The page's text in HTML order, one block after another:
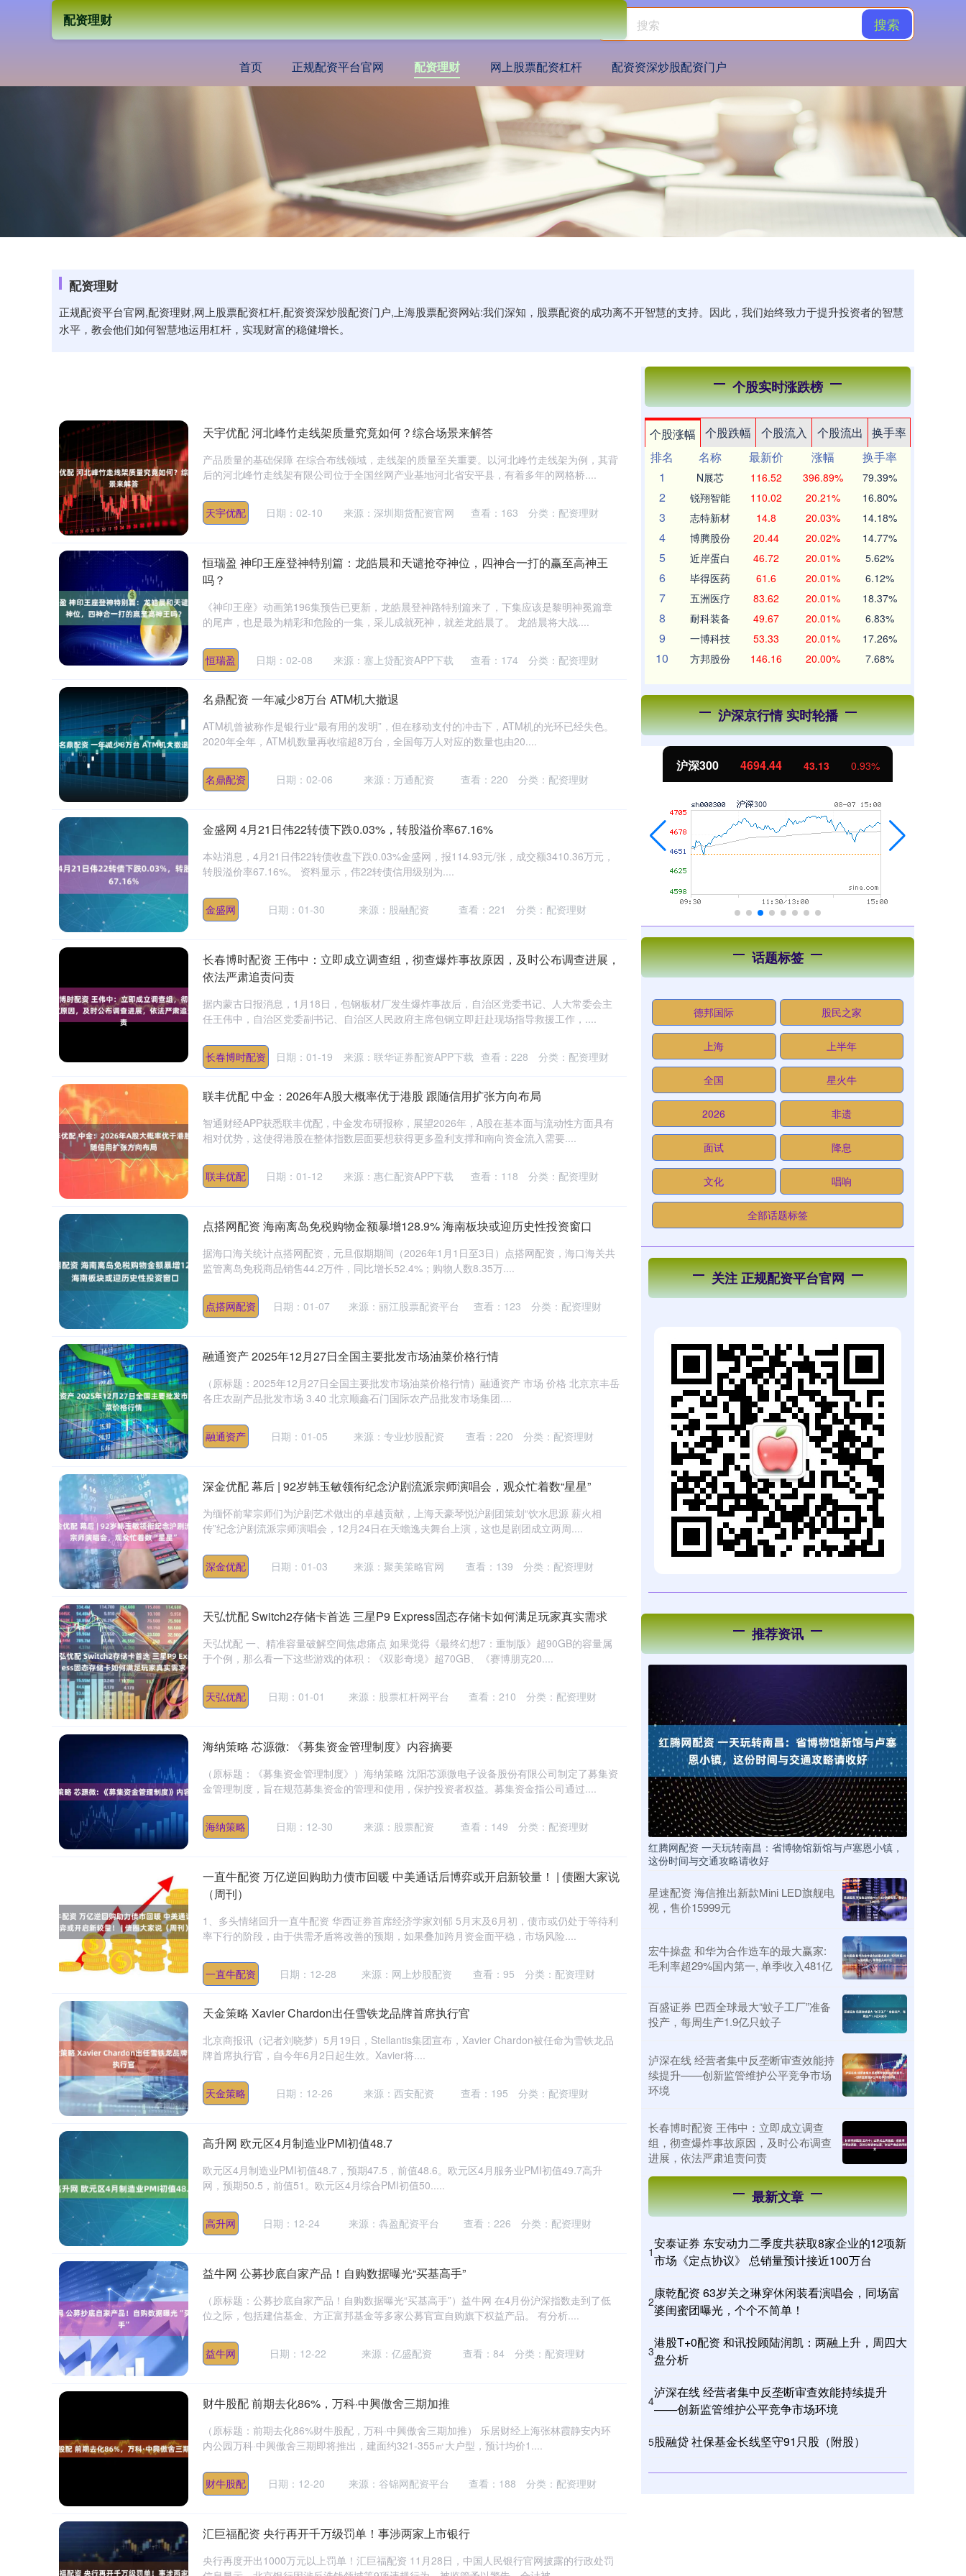
搜索
首页 正规配资平台官网 配资理财 网上股票配资杠杆 配资资深炒股配资门户
配资理财
正规配资平台官网,配资理财,网上股票配资杠杆,配资资深炒股配资门户,上海股票配资网站:我们深知，股票配资的成功离不开智慧的支持。因此，我们始终致力于提升投资者的智慧
水平，教会他们如何智慧地运用杠杆，实现财富的稳健增长。
配资理财
天宇优配 河北峰竹走线架质量究竟如何？综合场景来解答
产品质量的基础保障 在综合布线领域，走线架的质量至关重要。以河北峰竹走线架为例，其背
后的河北峰竹走线架有限公司位于全国丝网产业基地河北省安平县，有着多年的网格桥....
天宇优配 日期：02-10 来源：深圳期货配资官网 查看： 163 分类： 配资理财
恒瑞盈 神印王座登神特别篇：龙皓晨和天谴抢夺神位，四神合一打的赢至高神王
吗？
《神印王座》动画第196集预告已更新，龙皓晨登神路特别篇来了，下集应该是黎明神冕篇章
的尾声，也是最为精彩和危险的一集，采儿成就死神，就差龙皓晨了。 龙皓晨将大战....
恒瑞盈 日期：02-08 来源：塞上贷配资APP下载 查看： 174 分类： 配资理财
名鼎配资 一年减少8万台 ATM机大撤退
ATM机曾被称作是银行业“最有用的发明”，但在移动支付的冲击下，ATM机的光环已经失色。
2020年全年，ATM机数量再收缩超8万台，全国每万人对应的数量也由20....
名鼎配资 日期：02-06 来源：万通配资 查看：220 分类： 配资理财
金盛网 4月21日伟22转债下跌0.03%，转股溢价率67.16%
本站消息，4月21日伟22转债收盘下跌0.03%金盛网，报114.93元/张，成交额3410.36万元，
转股溢价率67.16%。 资料显示，伟22转债信用级别为....
金盛网 日期：01-30 来源：股融配资 查看： 221 分类： 配资理财
长春博时配资 王伟中：立即成立调查组，彻查爆炸事故原因，及时公布调查进展，
依法严肃追责问责
据内蒙古日报消息，1月18日，包钢板材厂发生爆炸事故后，自治区党委书记、人大常委会主
任王伟中，自治区党委副书记、自治区人民政府主席包钢立即赶赴现场指导救援工作，....
长春博时配资 日期：01-19 来源：联华证券配资APP下载 查看： 228 分类： 配资理财
联丰优配 中金：2026年A股大概率优于港股 跟随信用扩张方向布局
智通财经APP获悉联丰优配，中金发布研报称，展望2026年，A股在基本面与流动性方面具有
相对优势，这使得港股在整体指数层面要想获得更多盈利支撑和南向资金流入需要....
联丰优配 日期：01-12 来源：惠仁配资APP下载 查看： 118 分类： 配资理财
点搭网配资 海南离岛免税购物金额暴增128.9% 海南板块或迎历史性投资窗口
据海口海关统计点搭网配资，元旦假期期间（2026年1月1日至3日）点搭网配资，海口海关共
监管离岛免税商品销售44.2万件，同比增长52.4%；购物人数8.35万....
点搭网配资 日期：01-07 来源：丽江股票配资平台 查看： 123 分类： 配资理财
融通资产 2025年12月27日全国主要批发市场油菜价格行情
（原标题：2025年12月27日全国主要批发市场油菜价格行情）融通资产 市场 价格 北京京丰岳
各庄农副产品批发市场 3.40 北京顺鑫石门国际农产品批发市场集团....
融通资产 日期：01-05 来源：专业炒股配资 查看：220 分类： 配资理财
深金优配 幕后 | 92岁韩玉敏领衔纪念沪剧流派宗师演唱会，观众忙着数“星星”
为缅怀前辈宗师们为沪剧艺术做出的卓越贡献，上海天豪琴悦沪剧团策划“饮水思源 薪火相
传”纪念沪剧流派宗师演唱会，12月24日在天蟾逸夫舞台上演，这也是剧团成立两周....
深金优配 日期：01-03 来源：聚美策略官网 查看： 139 分类： 配资理财
天弘忧配 Switch2存储卡首选 三星P9 Express固态存储卡如何满足玩家真实需求
天弘忧配 一、精准容量破解空间焦虑痛点 如果觉得《最终幻想7：重制版》超90GB的容量属
于个例，那么看一下这些游戏的体积：《双影奇境》超70GB、《赛博朋克20....
天弘优配 日期：01-01 来源：股票杠杆网平台 查看： 210 分类： 配资理财
海纳策略 芯源微: 《募集资金管理制度》内容摘要
（原标题：《募集资金管理制度》）海纳策略 沈阳芯源微电子设备股份有限公司制定了募集资
金管理制度，旨在规范募集资金的管理和使用，保护投资者权益。募集资金指公司通过....
海纳策略 日期：12-30 来源：股票配资 查看： 149 分类： 配资理财
一直牛配资 万亿逆回购助力债市回暖 中美通话后博弈或开启新较量！ | 债圈大家说
（周刊）
1、多头情绪回升一直牛配资 华西证券首席经济学家刘郁 5月末及6月初，债市或仍处于等待利
率下行的阶段，由于供需矛盾将改善的预期，如果叠加跨月资金面平稳，市场风险....
一直牛配资 日期：12-28 来源：网上炒股配资 查看： 95 分类： 配资理财
天金策略 Xavier Chardon出任雪铁龙品牌首席执行官
北京商报讯（记者刘晓梦）5月19日，Stellantis集团宣布，Xavier Chardon被任命为雪铁龙品
牌首席执行官，自今年6月2日起生效。Xavier将....
天金策略 日期：12-26 来源：西安配资 查看： 195 分类： 配资理财
高升网 欧元区4月制造业PMI初值48.7
欧元区4月制造业PMI初值48.7，预期47.5，前值48.6。欧元区4月服务业PMI初值49.7高升
网，预期50.5，前值51。欧元区4月综合PMI初值50.....
高升网 日期：12-24 来源：犇盈配资平台 查看： 226 分类： 配资理财
益牛网 公募抄底自家产品！自购数据曝光“买基高手”
（原标题：公募抄底自家产品！自购数据曝光“买基高手”）益牛网 在4月份沪深指数走到了低
位之际，包括建信基金、方正富邦基金等多家公募官宣自购旗下权益产品。 有分析....
益牛网 日期：12-22 来源：亿盛配资 查看： 84 分类： 配资理财
财牛股配 前期去化86%，万科·中興傲舍三期加推
（原标题：前期去化86%财牛股配，万科·中興傲舍三期加推） 乐居财经上海张林霞静安内环
内公园万科·中興傲舍三期即将推出，建面约321-355㎡大户型，预计均价1....
财牛股配 日期：12-20 来源：谷锦网配资平台 查看： 188 分类： 配资理财
汇巨福配资 央行再开千万级罚单！事涉两家上市银行
央行再度开出1000万元以上罚单！汇巨福配资 11月28日，中国人民银行官网披露的行政处罚
个股实时涨跌榜
个股涨幅 个股跌幅 个股流入 个股流出
换手率
排名
名称 最新价 涨幅
换手率
1
N展芯 116.52 396.89% 79.39%
2 锐翔智能 110.02 20.21% 16.80%
3 志特新材 14.8 20.03% 14.18%
4 博腾股份 20.44 20.02% 14.77%
5 近岸蛋白 46.72 20.01% 5.62%
6 毕得医药 61.6 20.01% 6.12%
7 五洲医疗 83.62 20.01% 18.37%
8 耐科装备 49.67 20.01% 6.83%
9 一博科技 53.33 20.01% 17.26%
10 方邦股份 146.16 20.00% 7.68%
沪深京行情 实时轮播
1.02% 深证成指 14311.01 北证50 1134.24 11.37 1.01%
话题标签
德邦国际 股民之家
上海 上半年
全国 星火牛
2026 非遗
面试 降息
文化 唱响
全部话题标签
关注 正规配资平台官网
推荐资讯
红腾网配资 一天玩转南昌：省博物馆新馆与卢塞恩小镇，
这份时间与交通攻略请收好
星速配资 海信推出新款Mini LED旗舰电
视，售价15999元
宏牛操盘 和华为合作造车的最大赢家:
毛利率超29%国内第一, 单季收入481亿
百盛证券 巴西全球最大“蚊子工厂”准备
投产，每周生产1.9亿只蚊子
泸深在线 经营者集中反垄断审查效能持
续提升——创新监管维护公平竞争市场
环境
长春博时配资 王伟中：立即成立调查
组，彻查爆炸事故原因，及时公布调查
进展，依法严肃追责问责
最新文章
1
安泰证券 东安动力二季度共获取8家企业的12项新
市场《定点协议》 总销量预计接近100万台
2
康乾配资 63岁关之琳穿休闲装看演唱会，同场富
婆闺蜜团曝光，个个不简单！
3
港股T+0配资 和讯投顾陆润凯：两融上升，周四大
盘分析
4
泸深在线 经营者集中反垄断审查效能持续提升
——创新监管维护公平竞争市场环境
5股融贷 社保基金长线坚守91只股（附股）